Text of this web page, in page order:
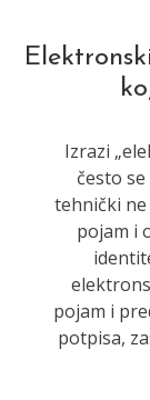
Izrazi
često
tehnički
pojam i
pojam i
potpisa,